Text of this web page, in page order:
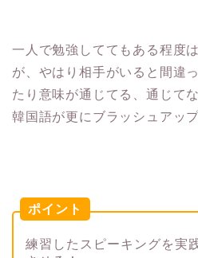
一人で勉強しててもある程度
が、やはり相手がいると間違
たり意味が通じてる、通じて
韓国語が更にブラッシュアッ
ポイント
練習したスピーキングを実